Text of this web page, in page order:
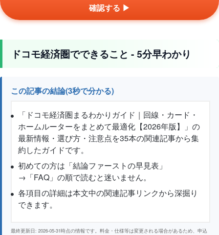
確認する ▶
ドコモ経済圏でできること - 5分早わかり
この記事の結論(3秒で分かる)
「ドコモ経済圏まるわかりガイド｜回線・カード・
ホームルーターをまとめて最適化【2026年版】」の
最新情報・選び方・注意点を35本の関連記事から集
約したガイドです。
初めての方は「結論ファーストの早見表」
→「FAQ」の順で読むと迷いません。
各項目の詳細は本文中の関連記事リンクから深掘り
できます。
最終更新日: 2026-05-31時点の情報です。料金・仕様等は変更される場合があるため、申込